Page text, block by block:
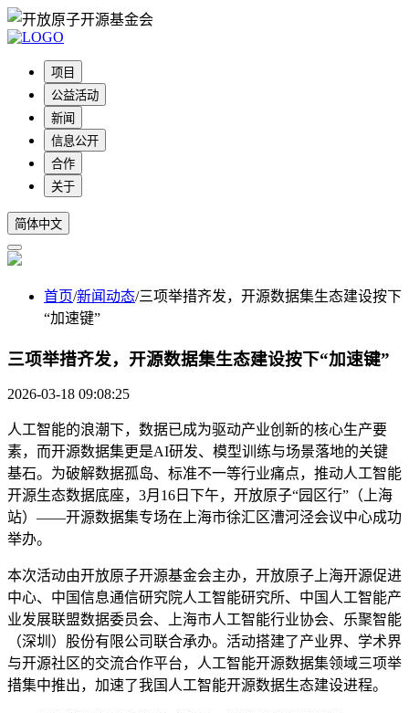
项目
公益活动
新闻
信息公开
合作
关于
简体中文
首页/新闻动态/三项举措齐发，开源数据集生态建设按下
“加速键”
三项举措齐发，开源数据集生态建设按下“加速键”
2026-03-18 09:08:25
人工智能的浪潮下，数据已成为驱动产业创新的核心生产要
素，而开源数据集更是AI研发、模型训练与场景落地的关键
基石。为破解数据孤岛、标准不一等行业痛点，推动人工智能
开源生态数据底座，3月16日下午，开放原子“园区行”（上海
站）——开源数据集专场在上海市徐汇区漕河泾会议中心成功
举办。
本次活动由开放原子开源基金会主办，开放原子上海开源促进
中心、中国信息通信研究院人工智能研究所、中国人工智能产
业发展联盟数据委员会、上海市人工智能行业协会、 乐聚智能
（深圳）股份有限公司联合承办。活动搭建了产业界、学术界
与开源社区的交流合作平台，人工智能开源数据集领域三项举
措集中推出，加速了我国人工智能开源数据生态建设进程。